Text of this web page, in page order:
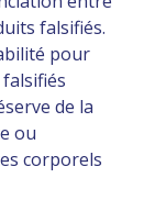
falsifiés.
pour
de la
ou
corporels